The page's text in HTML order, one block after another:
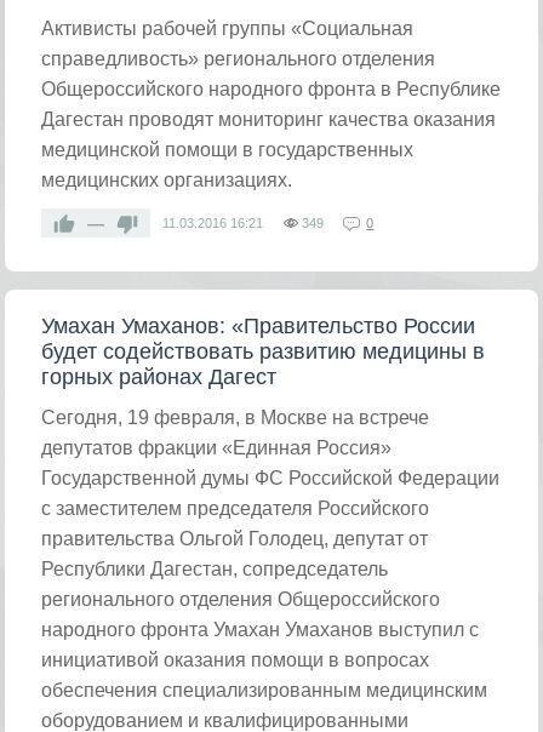
Активисты рабочей группы «Социальная
справедливость» регионального отделения
Общероссийского народного фронта в Республике
Дагестан проводят мониторинг качества оказания
медицинской помощи в государственных
медицинских организациях.
— 11.03.2016 16:21 349 0
Умахан Умаханов: «Правительство России
будет содействовать развитию медицины в
горных районах Дагест
Сегодня, 19 февраля, в Москве на встрече
депутатов фракции «Единная Россия»
Государственной думы ФС Российской Федерации
с заместителем председателя Российского
правительства Ольгой Голодец, депутат от
Республики Дагестан, сопредседатель
регионального отделения Общероссийского
народного фронта Умахан Умаханов выступил с
инициативой оказания помощи в вопросах
обеспечения специализированным медицинским
оборудованием и квалифицированными